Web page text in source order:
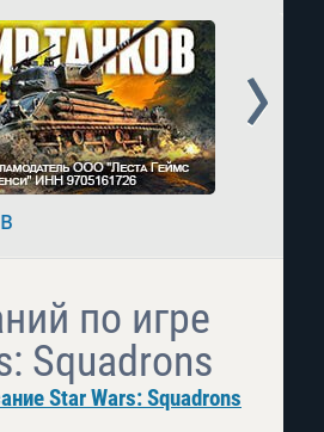
по игре
Squadrons
Star Wars: Squadrons